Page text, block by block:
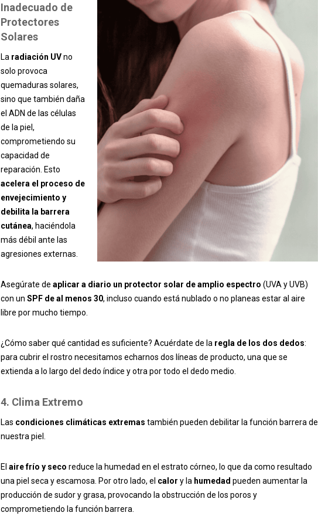
Inadecuado de
Protectores
Solares
La radiación UVno
solo provoca
quemaduras solares,
sino que también daña
el ADN de las células
de la piel,
comprometiendo su
capacidad de
reparación. Esto
acelera el proceso de
envejecimiento y
debilita la barrera
cutánea, haciéndola
más débil ante las
agresiones externas.
Asegúrate de aplicar a diario un protector solar de amplio espectro (UVA y UVB)
con un SPF de al menos 30, incluso cuando está nublado o no planeas estar al aire
libre por mucho tiempo.
¿Cómo saber qué cantidad es suficiente? Acuérdate de la regla de los dos dedos:
para cubrir el rostro necesitamos echarnos dos líneas de producto, una que se
extienda a lo largo del dedo índice y otra por todo el dedo medio.
4. Clima Extremo
Las condiciones climáticas extremas también pueden debilitar la función barrera de
nuestra piel.
El aire frío y seco reduce la humedad en el estrato córneo, lo que da como resultado
una piel seca y escamosa. Por otro lado, el calor y la humedad pueden aumentar la
producción de sudor y grasa, provocando la obstrucción de los poros y
comprometiendo la función barrera.